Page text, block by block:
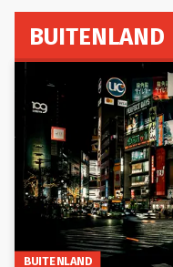
BUITENLAND
BUITENLAND